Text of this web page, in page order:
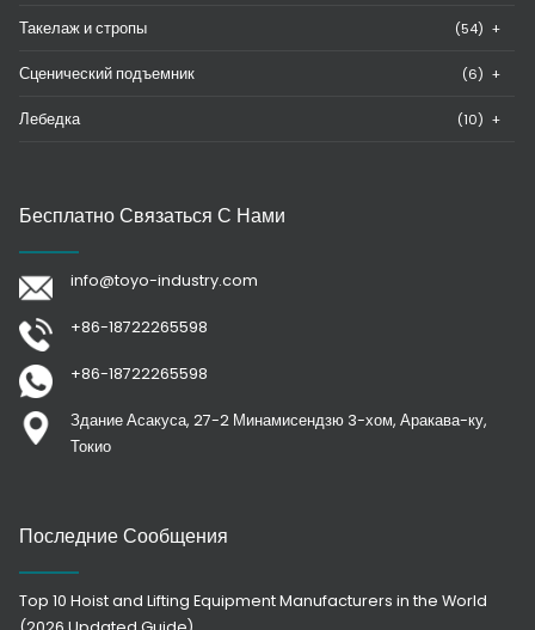
Такелаж и стропы (54) +
Сценический подъемник (6) +
Лебедка (10) +
Бесплатно Связаться С Нами
info@toyo-industry.com
+86-18722265598
+86-18722265598
Здание Асакуса, 27-2 Минамисендзю 3-хом, Аракава-ку,
Токио
Последние Сообщения
Top 10 Hoist and Lifting Equipment Manufacturers in the World